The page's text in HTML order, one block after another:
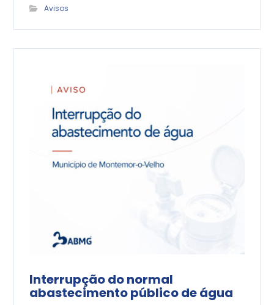
Avisos
Interrupção do normal
abastecimento público de água